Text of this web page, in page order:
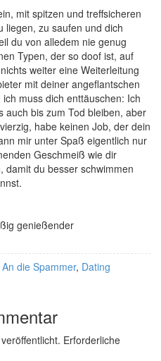
mit spitzen und treffsicheren
liegen, zu saufen und dich
du von alledem nie genug
Typen, der so doof ist, auf
weiter eine Weiterleitung
mit deiner angeflantschen
muss dich enttäuschen: Ich
auch bis zum Tod bleiben, aber
habe keinen Job, der dein
mir unter Spaß eigentlich nur
Geschmeiß wie dir
damit du besser schwimmen
genießender
An die Spammer, Dating
Erforderliche